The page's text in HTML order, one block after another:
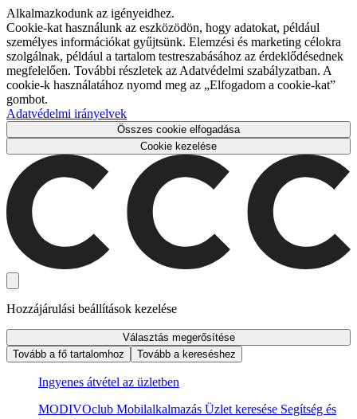
Alkalmazkodunk az igényeidhez.
Cookie-kat használunk az eszközödön, hogy adatokat, például
személyes információkat gyűjtsünk. Elemzési és marketing célokra
szolgálnak, például a tartalom testreszabásához az érdeklődésednek
megfelelően. További részletek az Adatvédelmi szabályzatban. A
cookie-k használatához nyomd meg az „Elfogadom a cookie-kat”
gombot.
Adatvédelmi irányelvek
Összes cookie elfogadása
Cookie kezelése
Hozzájárulási beállítások kezelése
Választás megerősítése
Tovább a fő tartalomhoz
Tovább a kereséshez
Ingyenes átvétel az üzletben
MODIVOclub Mobilalkalmazás Üzlet keresése Segítség és